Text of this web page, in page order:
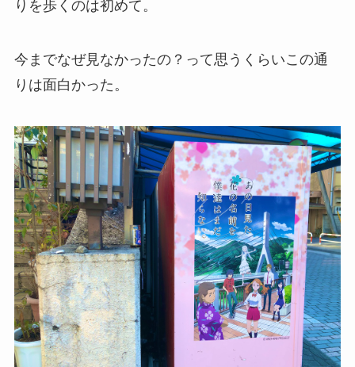
りを歩くのは初めて。
今までなぜ見なかったの？って思うくらいこの通
りは面白かった。